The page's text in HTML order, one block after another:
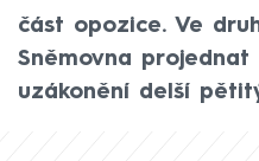
část opozice. Ve
Sněmovna projednat
uzákonění delší